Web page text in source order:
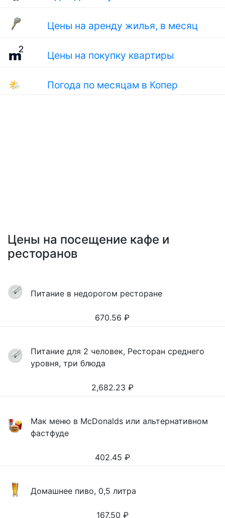
Цены на аренду жилья, в месяц
Цены на покупку квартиры
🌤 Погода по месяцам в Копер
Цены на посещение кафе и
ресторанов
Питание в недорогом ресторане
670.56 ₽
Питание для 2 человек, Ресторан среднего
уровня, три блюда
2,682.23 ₽
Мак меню в McDonalds или альтернативном
фастфуде
402.45 ₽
Домашнее пиво, 0,5 литра
167.50 ₽